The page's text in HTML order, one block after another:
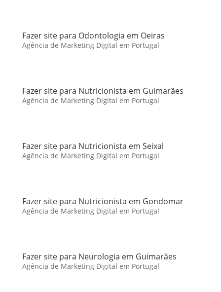
Fazer site para Odontologia em Oeiras
Agência de Marketing Digital em Portugal
Fazer site para Nutricionista em Guimarães
Agência de Marketing Digital em Portugal
Fazer site para Nutricionista em Seixal
Agência de Marketing Digital em Portugal
Fazer site para Nutricionista em Gondomar
Agência de Marketing Digital em Portugal
Fazer site para Neurologia em Guimarães
Agência de Marketing Digital em Portugal